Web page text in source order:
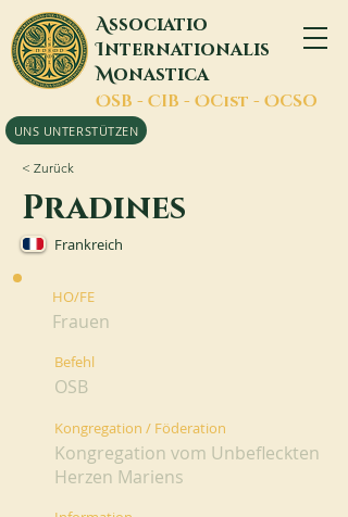
Associatio
Internationalis
Monastica
OSB - CIB - OCist - OCSO
UNS UNTERSTÜTZEN
< Zurück
Pradines
Frankreich
HO/FE
Frauen
Befehl
OSB
Kongregation / Föderation
Kongregation vom Unbefleckten
Herzen Mariens